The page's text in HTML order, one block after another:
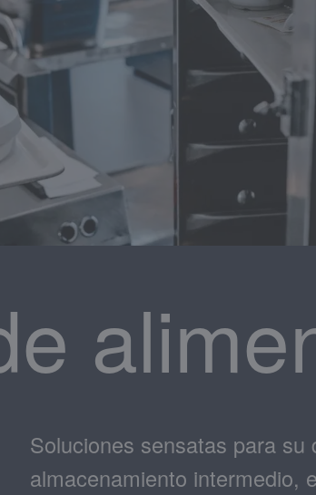
Soluciones sensatas para
almacenamiento intermedio,